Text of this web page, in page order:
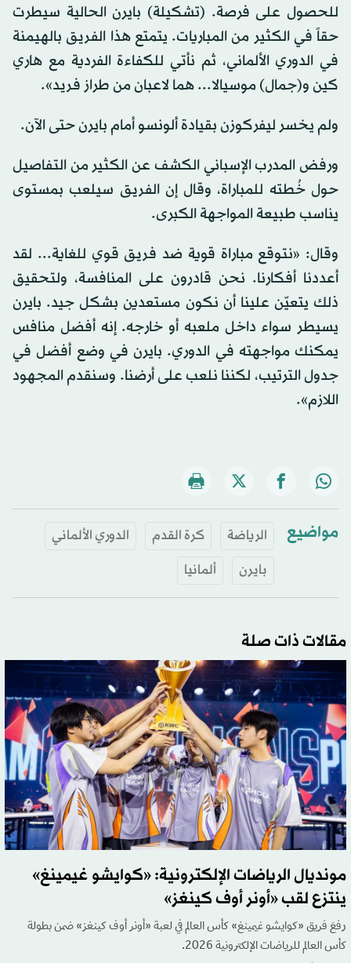
للحصول على فرصة. (تشكيلة) بايرن الحالية سيطرت
حقاً في الكثير من المباريات. يتمتع هذا الفريق بالهيمنة
في الدوري الألماني، ثم نأتي للكفاءة الفردية مع هاري
كين و(جمال) موسيالا... هما لاعبان من طراز فريد».
ولم يخسر ليفركوزن بقيادة ألونسو أمام بايرن حتى الآن.
ورفض المدرب الإسباني الكشف عن الكثير من التفاصيل
حول خُطته للمباراة، وقال إن الفريق سيلعب بمستوى
يناسب طبيعة المواجهة الكبرى.
وقال: «نتوقع مباراة قوية ضد فريق قوي للغاية... لقد
أعددنا أفكارنا. نحن قادرون على المنافسة، ولتحقيق
ذلك يتعيّن علينا أن نكون مستعدين بشكل جيد. بايرن
يسيطر سواء داخل ملعبه أو خارجه. إنه أفضل منافس
يمكنك مواجهته في الدوري. بايرن في وضع أفضل في
جدول الترتيب، لكننا نلعب على أرضنا. وسنقدم المجهود
اللازم».
مواضيع الرياضة كرة القدم
الدوري الألماني
بايرن
ألمانيا
مقالات ذات صلة
مونديال الرياضات الإلكترونية: «كوايشو غيمينغ»
ينتزع لقب «أونر أوف كينغز»
رفعَ فريق «كوايشو غيمينغ» كأس العالم في لعبة «أونر أوف كينغز» ضمن بطولة
كأس العالم للرياضات الإلكترونية 2026.